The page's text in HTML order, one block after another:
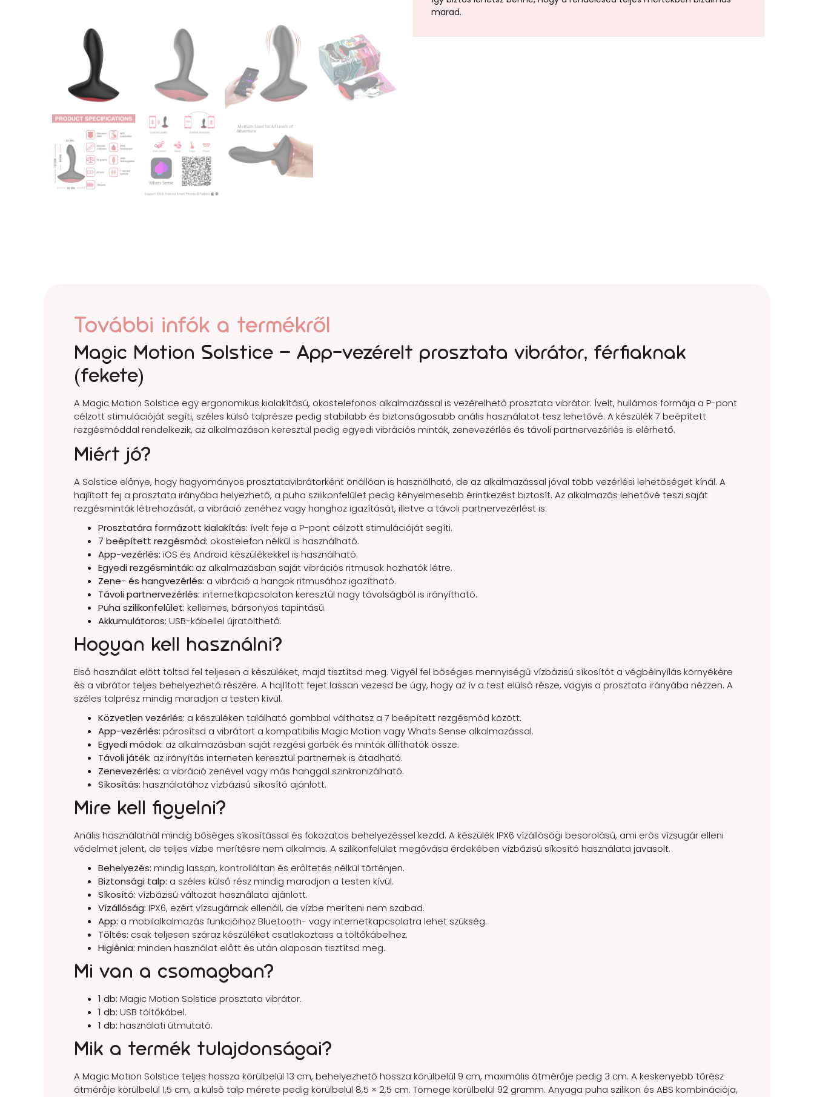
marad.
További infók a termékről
Magic Motion Solstice – App-vezérelt prosztata vibrátor, férfiaknak
(fekete)
A Magic Motion Solstice egy ergonomikus kialakítású, okostelefonos alkalmazással is vezérelhető prosztata vibrátor. Ívelt, hullámos formája a P-pont
célzott stimulációját segíti, széles külső talprésze pedig stabilabb és biztonságosabb anális használatot tesz lehetővé. A készülék 7 beépített
rezgésmóddal rendelkezik, az alkalmazáson keresztül pedig egyedi vibrációs minták, zenevezérlés és távoli partnervezérlés is elérhető.
Miért jó?
A Solstice előnye, hogy hagyományos prosztatavibrátorként önállóan is használható, de az alkalmazással jóval több vezérlési lehetőséget kínál. A
hajlított fej a prosztata irányába helyezhető, a puha szilikonfelület pedig kényelmesebb érintkezést biztosít. Az alkalmazás lehetővé teszi saját
rezgésminták létrehozását, a vibráció zenéhez vagy hanghoz igazítását, illetve a távoli partnervezérlést is.
Prosztatára formázott kialakítás: ívelt feje a P-pont célzott stimulációját segíti.
7 beépített rezgésmód: okostelefon nélkül is használható.
App-vezérlés: iOS és Android készülékekkel is használható.
Egyedi rezgésminták: az alkalmazásban saját vibrációs ritmusok hozhatók létre.
Zene- és hangvezérlés: a vibráció a hangok ritmusához igazítható.
Távoli partnervezérlés: internetkapcsolaton keresztül nagy távolságból is irányítható.
Puha szilikonfelület: kellemes, bársonyos tapintású.
Akkumulátoros: USB-kábellel újratölthető.
Hogyan kell használni?
Első használat előtt töltsd fel teljesen a készüléket, majd tisztítsd meg. Vigyél fel bőséges mennyiségű vízbázisú síkosítót a végbélnyílás környékére
és a vibrátor teljes behelyezhető részére. A hajlított fejet lassan vezesd be úgy, hogy az ív a test elülső része, vagyis a prosztata irányába nézzen. A
széles talprész mindig maradjon a testen kívül.
Közvetlen vezérlés: a készüléken található gombbal válthatsz a 7 beépített rezgésmód között.
App-vezérlés: párosítsd a vibrátort a kompatibilis Magic Motion vagy Whats Sense alkalmazással.
Egyedi módok: az alkalmazásban saját rezgési görbék és minták állíthatók össze.
Távoli játék: az irányítás interneten keresztül partnernek is átadható.
Zenevezérlés: a vibráció zenével vagy más hanggal szinkronizálható.
Síkosítás: használatához vízbázisú síkosító ajánlott.
Mire kell figyelni?
Anális használatnál mindig bőséges síkosítással és fokozatos behelyezéssel kezdd. A készülék IPX6 vízállósági besorolású, ami erős vízsugár elleni
védelmet jelent, de teljes vízbe merítésre nem alkalmas. A szilikonfelület megóvása érdekében vízbázisú síkosító használata javasolt.
Behelyezés: mindig lassan, kontrolláltan és erőltetés nélkül történjen.
Biztonsági talp: a széles külső rész mindig maradjon a testen kívül.
Síkosító: vízbázisú változat használata ajánlott.
Vízállóság: IPX6, ezért vízsugárnak ellenáll, de vízbe meríteni nem szabad.
App: a mobilalkalmazás funkcióihoz Bluetooth- vagy internetkapcsolatra lehet szükség.
Töltés: csak teljesen száraz készüléket csatlakoztass a töltőkábelhez.
Higiénia: minden használat előtt és után alaposan tisztítsd meg.
Mi van a csomagban?
1 db: Magic Motion Solstice prosztata vibrátor.
1 db: USB töltőkábel.
1 db: használati útmutató.
Mik a termék tulajdonságai?
A Magic Motion Solstice teljes hossza körülbelül 13 cm, behelyezhető hossza körülbelül 9 cm, maximális átmérője pedig 3 cm. A keskenyebb tőrész
átmérője körülbelül 1,5 cm, a külső talp mérete pedig körülbelül 8,5 × 2,5 cm. Tömege körülbelül 92 gramm. Anyaga puha szilikon és ABS kombinációja,